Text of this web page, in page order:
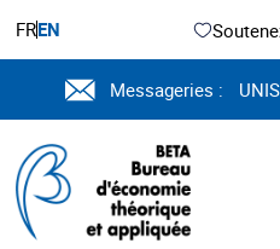
FREN
Messageries :